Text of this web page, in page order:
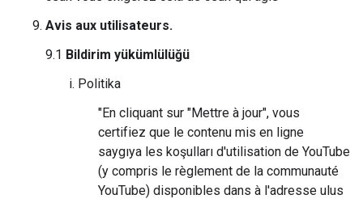
Avis aux utilisateurs.
9.1 Bildirim yükümlülüğü
Politika
"En cliquant sur "Mettre à jour", vous
certifiez que le contenu mis en ligne
saygıya les koşulları d'utilisation de YouTube
(y compris le règlement de la communauté
YouTube) disponibles dans à l'adresse ulus